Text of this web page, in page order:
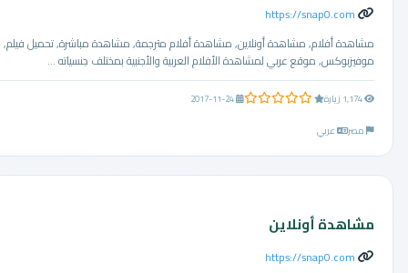
https://snap0.com
مشاهدة أفلام, مشاهدة أونلاين, مشاهدة أفلام مترجمة, مشاهدة مباشرة, تحميل فيلم,
موفيزبوكس, موقع عربي لمشاهدة الأفلام العربية والأجنبية بمختلف جنسياته ...
0.0 من 5 نجوم
2017-11-24
مصر
عربي
مشاهدة أونلاين
https://snap0.com